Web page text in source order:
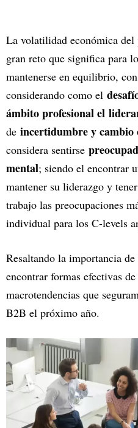
La volatilidad económica del
gran reto que significa para
mantenerse en equilibrio, con
considerando como el
ámbito profesional el
de incertidumbre y cambio
considera sentirse
mental; siendo el encontrar
mantener su liderazgo y
trabajo las preocupaciones
individual para los C-levels
Resaltando la importancia
encontrar formas efectivas
macrotendencias que
B2B el próximo año.